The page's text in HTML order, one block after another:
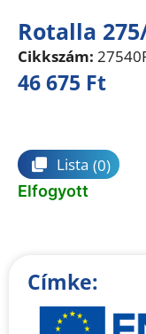
Rotalla
Cikkszám:
46 675 Ft
Lista (0)
Elfogyott
Címke: